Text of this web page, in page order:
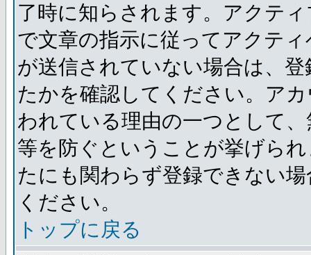
了時に知らされます。アクテ
で文章の指示に従ってアクテ
が送信されていない場合は、
たかを確認してください。ア
われている理由の一つとして
等を防ぐということが挙げら
たにも関わらず登録できない
ください。
トップに戻る